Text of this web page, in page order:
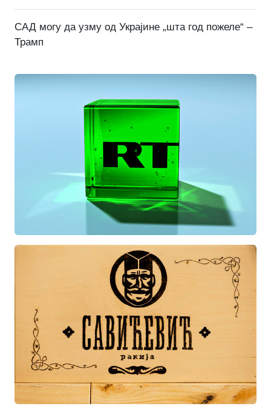
САД могу да узму од Украјине „шта год пожеле“ –
Трамп